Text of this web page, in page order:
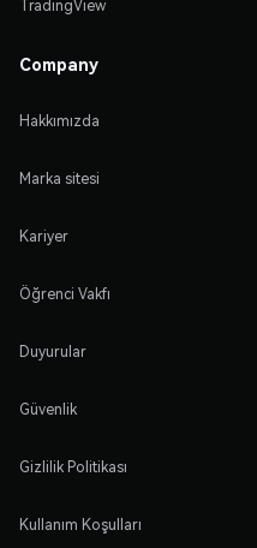
TradingView
Company
Hakkımızda
Marka sitesi
Kariyer
Öğrenci Vakfı
Duyurular
Güvenlik
Gizlilik Politikası
Kullanım Koşulları